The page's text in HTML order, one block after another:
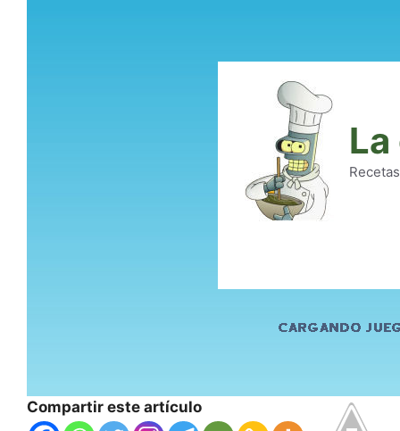
Compartir este artículo